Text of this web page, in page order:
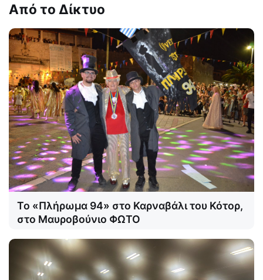
Από το Δίκτυο
Το «Πλήρωμα 94» στο Καρναβάλι του Κότορ,
στο Μαυροβούνιο ΦΩΤΟ